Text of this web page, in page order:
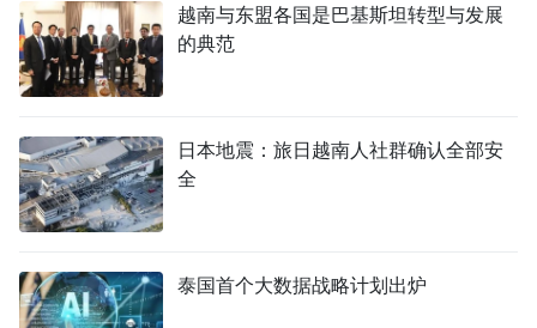
越南与东盟各国是巴基斯坦转型与发展
的典范
日本地震：旅日越南人社群确认全部安
全
泰国首个大数据战略计划出炉